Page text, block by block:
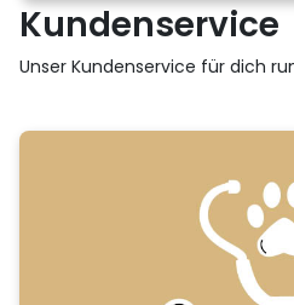
Kundenservice
Unser Kundenservice für dich